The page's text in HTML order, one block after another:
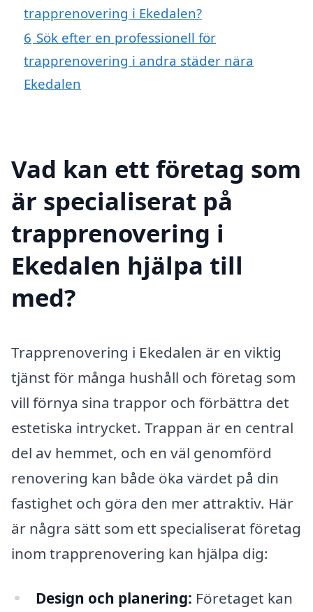
trapprenovering i Ekedalen?
6 Sök efter en professionell för
trapprenovering i andra städer nära
Ekedalen
Vad kan ett företag som
är specialiserat på
trapprenovering i
Ekedalen hjälpa till
med?
Trapprenovering i Ekedalen är en viktig
tjänst för många hushåll och företag som
vill förnya sina trappor och förbättra det
estetiska intrycket. Trappan är en central
del av hemmet, och en väl genomförd
renovering kan både öka värdet på din
fastighet och göra den mer attraktiv. Här
är några sätt som ett specialiserat företag
inom trapprenovering kan hjälpa dig:
Design och planering: Företaget kan